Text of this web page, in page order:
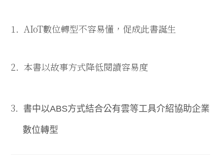
1. AIoT數位轉型不容易懂，促成此書誕生
2. 本書以故事方式降低閱讀容易度
3. 書中以ABS方式結合公有雲等工具介紹協助企業
數位轉型